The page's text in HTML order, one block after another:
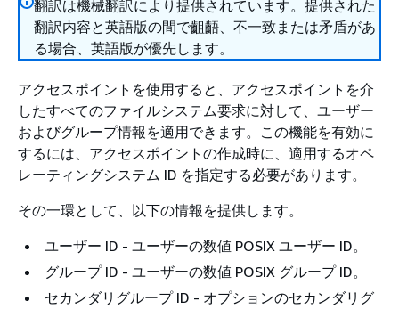
翻訳は機械翻訳により提供されています。提供された
翻訳内容と英語版の間で齟齬、不一致または矛盾があ
る場合、英語版が優先します。
アクセスポイントを使用すると、アクセスポイントを介
したすべてのファイルシステム要求に対して、ユーザー
およびグループ情報を適用できます。この機能を有効に
するには、アクセスポイントの作成時に、適用するオペ
レーティングシステム ID を指定する必要があります。
その一環として、以下の情報を提供します。
ユーザー ID - ユーザーの数値 POSIX ユーザー ID。
グループ ID - ユーザーの数値 POSIX グループ ID。
セカンダリグループ ID - オプションのセカンダリグ